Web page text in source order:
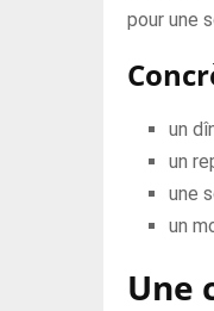
pour une
un
un
une
un
Une